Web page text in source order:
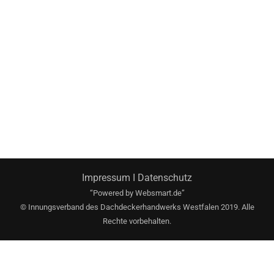
© Innungsverband des Dachdeckerhandwerks Westfalen 2019. Alle
Rechte vorbehalten.
Impressum I Datenschutz
“Powered by Websmart.de”